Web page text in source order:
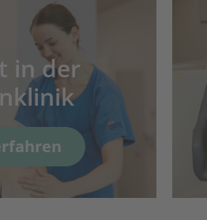
in der